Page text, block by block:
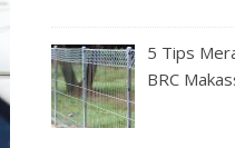
5 Tips
BRC